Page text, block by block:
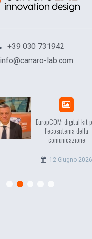
+39 030 731942
info@carraro-lab.com
EuropCOM: digital kit per
l’ecosistema della
comunicazione
12 Giugno 2026